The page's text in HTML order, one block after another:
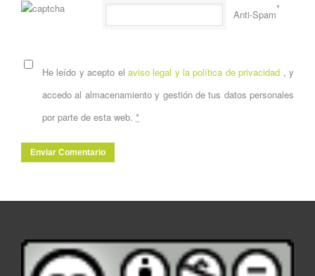
Anti-Spam*
He leído y acepto el aviso legal y la política de privacidad , y
accedo al almacenamiento y gestión de tus datos personales
por parte de esta web. *